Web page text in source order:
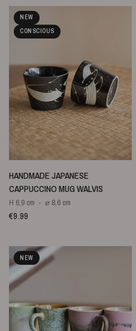
NEW
CONSCIOUS
SNELLE WEERGAVE
HANDMADE JAPANESE
CAPPUCCINO MUG WALVIS
H 6,9 cm ⌀ 8,6 cm
€9.99
NEW